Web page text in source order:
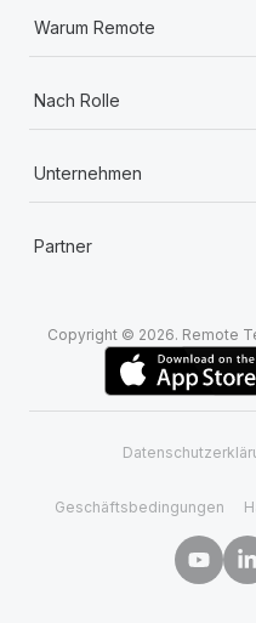
Warum Remote
Nach Rolle
Unternehmen
Partner
Copyright © 2026. Remote
Geschäftsbedingungen